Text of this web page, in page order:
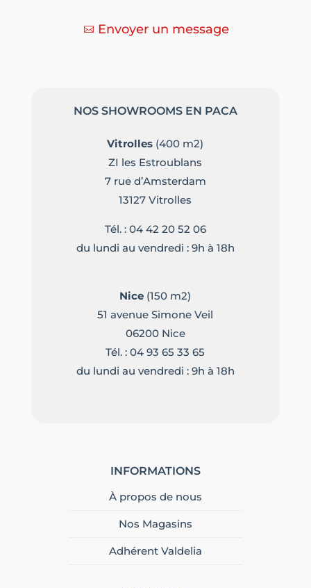
Envoyer un message
NOS SHOWROOMS EN PACA
Vitrolles (400 m2)
ZI les Estroublans
7 rue d’Amsterdam
13127 Vitrolles
Tél. : 04 42 20 52 06
du lundi au vendredi : 9h à 18h
Nice (150 m2)
51 avenue Simone Veil
06200 Nice
Tél. :04 93 65 33 65
du lundi au vendredi : 9h à 18h
INFORMATIONS
À propos de nous
Nos Magasins
Adhérent Valdelia